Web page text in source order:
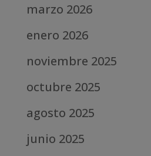
marzo 2026
enero 2026
noviembre 2025
octubre 2025
agosto 2025
junio 2025